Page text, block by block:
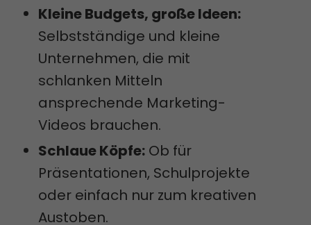
Kleine Budgets, große Ideen:
Selbstständige und kleine
Unternehmen, die mit
schlanken Mitteln
ansprechende Marketing-
Videos brauchen.
Schlaue Köpfe: Ob für
Präsentationen, Schulprojekte
oder einfach nur zum kreativen
Austoben.